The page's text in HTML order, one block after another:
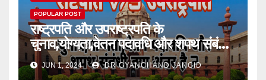
POPULAR POST
राष्ट्रपति और उपराष्ट्रपति के
चुनाव,योग्यता,वेतन पदावधि और शपथ संबंधी
क्या अंतर है ?
JUN 1, 2024 DR GYANCHAND JANGID